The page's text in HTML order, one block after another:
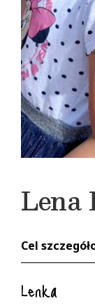
Lena
Cel
Lenka